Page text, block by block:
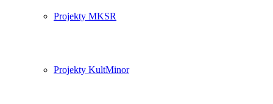
Projekty MKSR
Projekty KultMinor